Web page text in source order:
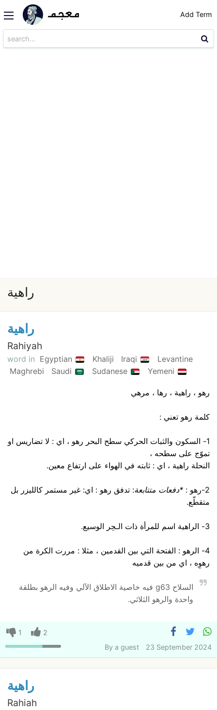
Add Term
راهية
راهية
Rahiyah
word in Egyptian Khaliji Iraqi
Levantine
Maghrebi
Saudi Sudanese Yemeni
رهو ، راهية ، رها ، مرهي
كلمة رهو تعني :
1- السكون والثبات الحركي سطح البحر رهو ، اي : لا تضاريس او
تموّج على سطحه ،
النحلة راهية ، اي : ثابته في الهواء على ارتفاع معين.
2-رهو : *دفعات متتابعة: تدفق رهو : اي: غير مستمر كالليزر بل
متقطّع.
3- الراهية اسم للمرأة ذات الـحِر الوسيع.
4- الرهو : الفتحة التي بين القدمين ، مثلا : مررت الكرة من
رهوِه ، اي من بين قدميه
السلاح g63 فيه خاصية الاطلاق الآلي وفيه الرهو بطلقة
واحدة والرهو الثلاثي.
1
2
By a guest 23 September 2024
راهية
Rahiah